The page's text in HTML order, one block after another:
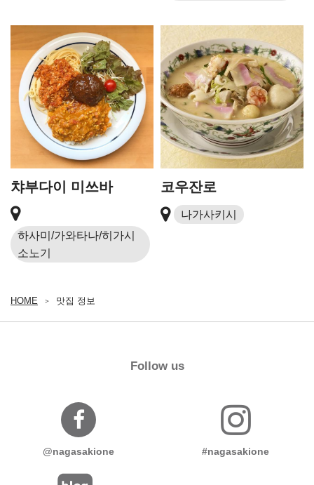
챠부다이 미쓰바
하사미/가와타나/히가시
소노기
코우잔로
나가사키시
HOME 맛집 정보
Follow us
@nagasakione #nagasakione